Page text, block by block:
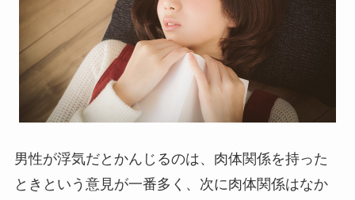
男性が浮気だとかんじるのは、肉体関係を持った
ときという意見が一番多く、次に肉体関係はなか